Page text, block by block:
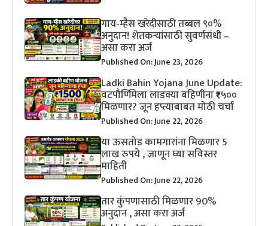
गाय-म्हैस खरेदीसाठी तब्बल ९०%
अनुदान! शेतकऱ्यांसाठी सुवर्णसंधी –
असा करा अर्ज
Published On: June 23, 2026
Ladki Bahin Yojana June Update:
वटपौर्णिमेला लाडक्या बहिणींना ₹१५००
मिळणार? जून हप्त्याबाबत मोठी चर्चा
Published On: June 22, 2026
या ऊसतोड कामगारांना मिळणार 5
लाख रुपये , जाणून घ्या सविस्तर
माहिती
Published On: June 22, 2026
तार कुंपणासाठी मिळणार 90%
अनुदान , असा करा अर्ज